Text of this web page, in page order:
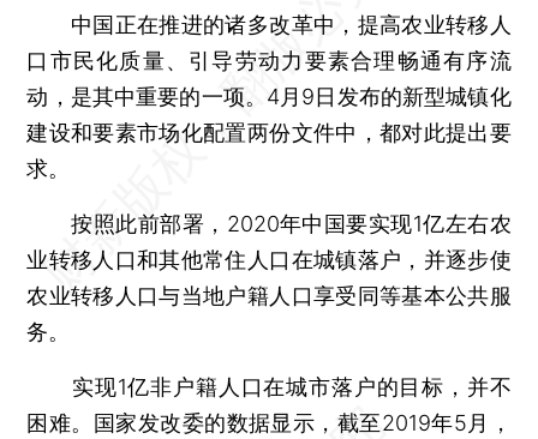
中国正在推进的诸多改革中，提高农业转移人
口市民化质量、引导劳动力要素合理畅通有序流
动，是其中重要的一项。4月9日发布的新型城镇化
建设和要素市场化配置两份文件中，都对此提出要
求。
按照此前部署，2020年中国要实现1亿左右农
业转移人口和其他常住人口在城镇落户，并逐步使
农业转移人口与当地户籍人口享受同等基本公共服
务。
实现1亿非户籍人口在城市落户的目标，并不
困难。国家发改委的数据显示，截至2019年5月，